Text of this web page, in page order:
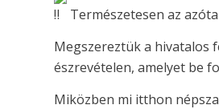
Természetesen az
Megszereztük a hivatalos
észrevételen, amelyet be
Miközben mi itthon